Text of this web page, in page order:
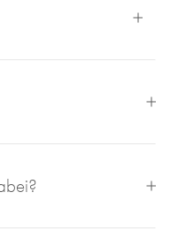
und viel eigener
für einen